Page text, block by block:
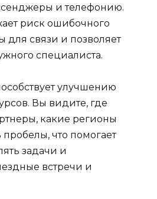
и телефонию.
риск ошибочного
для связи и позволяет
специалиста.
улучшению
Вы видите, где
какие регионы
что помогает
задачи и
встречи и